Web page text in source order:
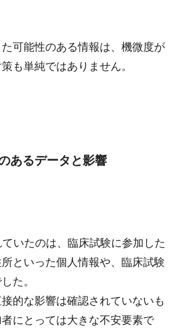
可能性のある情報は、機微度が
も単純ではありません。
あるデータと影響
いたのは、臨床試験に参加した
といった個人情報や、臨床試験
た。
的な影響は確認されていないも
にとっては大きな不安要素で